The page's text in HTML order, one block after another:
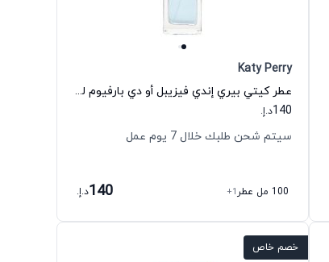
Katy Perry
عطر كيتي بيري إندي فيزيبل أو دي بارفيوم للنساء كيتي بيري
140د.إ.
سيتم شحن طلبك خلال 7 يوم عمل
100 مل عطر +1
140د.إ.
خصم خاص